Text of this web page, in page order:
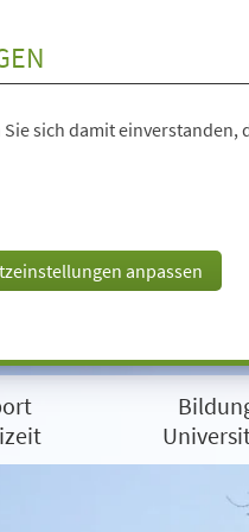
sich damit einverstanden,
anpassen